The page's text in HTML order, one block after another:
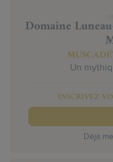
Domaine
Un
INSCRIVEZ-
Déjà